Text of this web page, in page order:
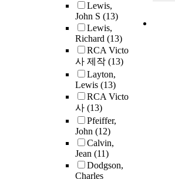
Lewis,
John S (13)
Lewis,
Richard (13)
RCA Victo
사 제작 (13)
Layton,
Lewis (13)
RCA Victo
사 (13)
Pfeiffer,
John (12)
Calvin,
Jean (11)
Dodgson,
Charles